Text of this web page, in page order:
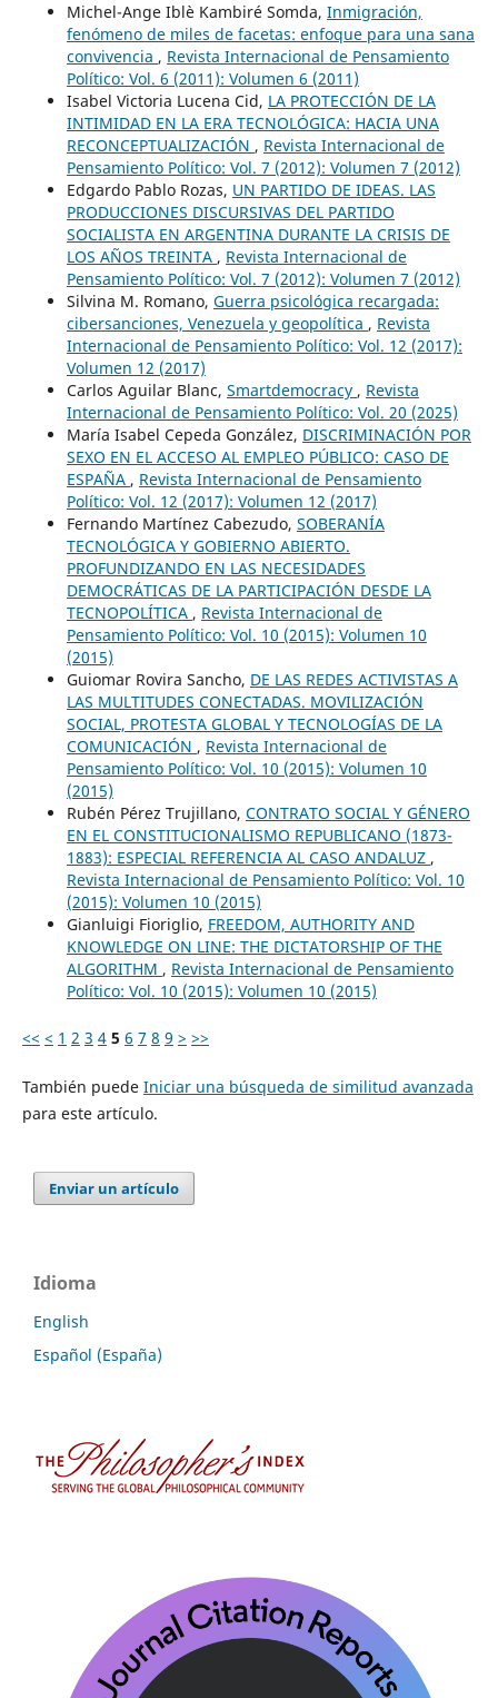
Michel-Ange Iblè Kambiré Somda, Inmigración,
fenómeno de miles de facetas: enfoque para una sana
convivencia , Revista Internacional de Pensamiento
Político: Vol. 6 (2011): Volumen 6 (2011)
Isabel Victoria Lucena Cid, LA PROTECCIÓN DE LA
INTIMIDAD EN LA ERA TECNOLÓGICA: HACIA UNA
RECONCEPTUALIZACIÓN , Revista Internacional de
Pensamiento Político: Vol. 7 (2012): Volumen 7 (2012)
Edgardo Pablo Rozas, UN PARTIDO DE IDEAS. LAS
PRODUCCIONES DISCURSIVAS DEL PARTIDO
SOCIALISTA EN ARGENTINA DURANTE LA CRISIS DE
LOS AÑOS TREINTA , Revista Internacional de
Pensamiento Político: Vol. 7 (2012): Volumen 7 (2012)
Silvina M. Romano, Guerra psicológica recargada:
cibersanciones, Venezuela y geopolítica , Revista
Internacional de Pensamiento Político: Vol. 12 (2017):
Volumen 12 (2017)
Carlos Aguilar Blanc, Smartdemocracy , Revista
Internacional de Pensamiento Político: Vol. 20 (2025)
María Isabel Cepeda González, DISCRIMINACIÓN POR
SEXO EN EL ACCESO AL EMPLEO PÚBLICO: CASO DE
ESPAÑA , Revista Internacional de Pensamiento
Político: Vol. 12 (2017): Volumen 12 (2017)
Fernando Martínez Cabezudo, SOBERANÍA
TECNOLÓGICA Y GOBIERNO ABIERTO.
PROFUNDIZANDO EN LAS NECESIDADES
DEMOCRÁTICAS DE LA PARTICIPACIÓN DESDE LA
TECNOPOLÍTICA , Revista Internacional de
Pensamiento Político: Vol. 10 (2015): Volumen 10
(2015)
Guiomar Rovira Sancho, DE LAS REDES ACTIVISTAS A
LAS MULTITUDES CONECTADAS. MOVILIZACIÓN
SOCIAL, PROTESTA GLOBAL Y TECNOLOGÍAS DE LA
COMUNICACIÓN , Revista Internacional de
Pensamiento Político: Vol. 10 (2015): Volumen 10
(2015)
Rubén Pérez Trujillano, CONTRATO SOCIAL Y GÉNERO
EN EL CONSTITUCIONALISMO REPUBLICANO (1873-
1883): ESPECIAL REFERENCIA AL CASO ANDALUZ ,
Revista Internacional de Pensamiento Político: Vol. 10
(2015): Volumen 10 (2015)
Gianluigi Fioriglio, FREEDOM, AUTHORITY AND
KNOWLEDGE ON LINE: THE DICTATORSHIP OF THE
ALGORITHM , Revista Internacional de Pensamiento
Político: Vol. 10 (2015): Volumen 10 (2015)
<< < 1 2 3 4 5 6 7 8 9 > >>
También puede Iniciar una búsqueda de similitud avanzada
para este artículo.
Enviar un artículo
Idioma
English
Español (España)